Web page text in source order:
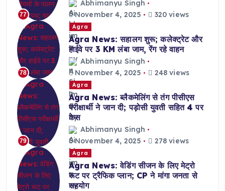
77
Abhimanyu Singh
November 4, 2025
320 views
78
Agra
Agra News: सहालग शुरू; कलेक्ट्रेट और
हाईवे पर 3 KM लंबा जाम, रेंग रहे वाहन
Abhimanyu Singh
November 4, 2025
248 views
79
Agra
Agra News: ब्लैकमेलिंग से तंग पीसीएस
परीक्षार्थी ने जान दी; पड़ोसी युवती सहित 4 पर
केस
Abhimanyu Singh
November 4, 2025
278 views
Agra
Agra News: वेडिंग सीजन के लिए मेट्रो
रूट पर ट्रैफिक प्लान; CP ने मांगा जनता से
सहयोग